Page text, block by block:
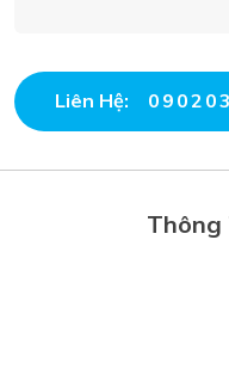
Liên Hệ:
Thông